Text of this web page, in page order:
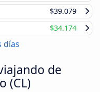
$39.079
$34.174
días
de
(CL)